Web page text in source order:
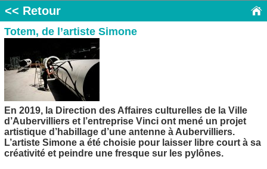
<< Retour
Totem, de l’artiste Simone
En 2019, la Direction des Affaires culturelles de la Ville
d’Aubervilliers et l’entreprise Vinci ont mené un projet
artistique d’habillage d’une antenne à Aubervilliers.
L’artiste Simone a été choisie pour laisser libre court à sa
créativité et peindre une fresque sur les pylônes.